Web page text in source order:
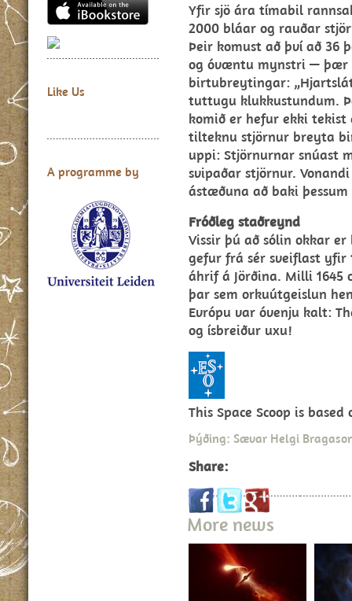
Like Us
A programme by
Yfir sjö ára tímabil
2000 bláar og rauðar
Þeir komust að því að 36
og óvæntu mynstri — þær
birtubreytingar:
tuttugu klukkustundum.
komið er hefur ekki tekist
tilteknu stjörnur breyta
uppi: Stjörnurnar snúast
svipaðar stjörnur.
ástæðuna að baki
Fróðleg staðreynd
Vissir þú að sólin okkar
gefur frá sér sveiflast yfir
áhrif á Jörðina. Milli 1645
þar sem orkuútgeislun
Evrópu var óvenju kalt:
og ísbreiður uxu!
This Space Scoop is
Þýðing: Sævar Helgi
Share:
More news